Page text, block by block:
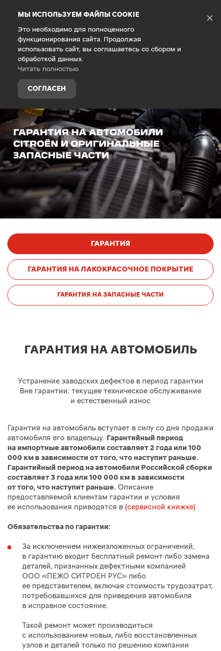
МЫ ИСПОЛЬЗУЕМ ФАЙЛЫ COOKIE
Это необходимо для полноценного
функционирования сайта. Продолжая
использовать сайт, вы соглашаетесь со сбором и
обработкой данных.
Читать полностью
СОГЛАСЕН
×
Главная Гарантия
ГАРАНТИЯ
ГАРАНТИЯ НА ЛАКОКРАСОЧНОЕ ПОКРЫТИЕ
ГАРАНТИЯ НА ЗАПАСНЫЕ ЧАСТИ
ГАРАНТИЯ НА АВТОМОБИЛЬ
Устранение заводских дефектов в период гарантии
Вне гарантии: текущее техническое обслуживание
и естественный износ
Гарантия на автомобиль вступает в силу со дня продажи
автомобиля его владельцу. Гарантийный период
на импортные автомобили составляет 2 года или 100
000 км в зависимости от того, что наступит раньше.
Гарантийный период на автомобили Российской сборки
составляет 3 года или 100 000 км в зависимости
от того, что наступит раньше. Описание
предоставляемой клиентам гарантии и условия
ее использования приводятся в (сервисной книжке).
Обязательства по гарантии:
За исключением нижеизложенных ограничений,
в гарантию входит бесплатный ремонт либо замена
деталей, признанных дефектными компанией
ООО «ПЕЖО СИТРОЕН РУС» либо
ее представителем, включая стоимость трудозатрат,
потребовавшихся для приведения автомобиля
в исправное состояние.
Такой ремонт может производиться
с использованием новых, либо восстановленных
узлов и деталей только по решению компании